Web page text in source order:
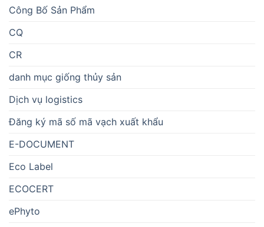
Công Bố Sản Phẩm
CQ
CR
danh mục giống thủy sản
Dịch vụ logistics
Đăng ký mã số mã vạch xuất khẩu
E-DOCUMENT
Eco Label
ECOCERT
ePhyto